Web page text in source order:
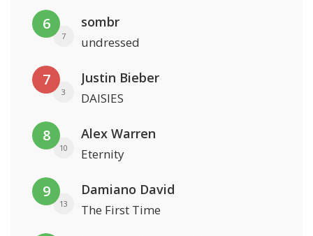
6
7
sombr
undressed
7
3
Justin Bieber
DAISIES
8
10
Alex Warren
Eternity
9
13
Damiano David
The First Time